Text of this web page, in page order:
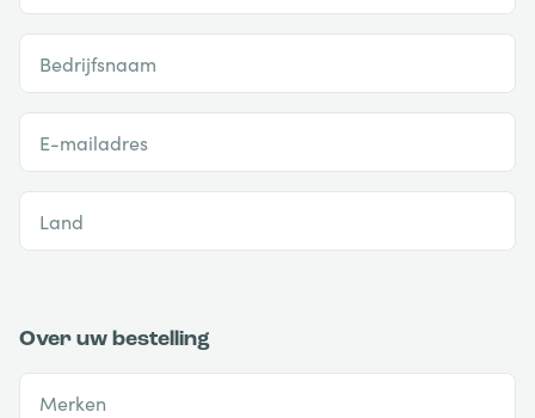
Bedrijfsnaam
E-mailadres
Land
Over uw bestelling
Merken